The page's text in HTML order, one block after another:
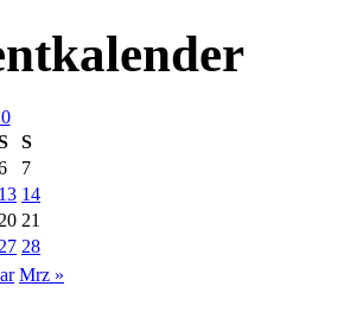
S
7
13 14
20 21
27 28
Mrz »